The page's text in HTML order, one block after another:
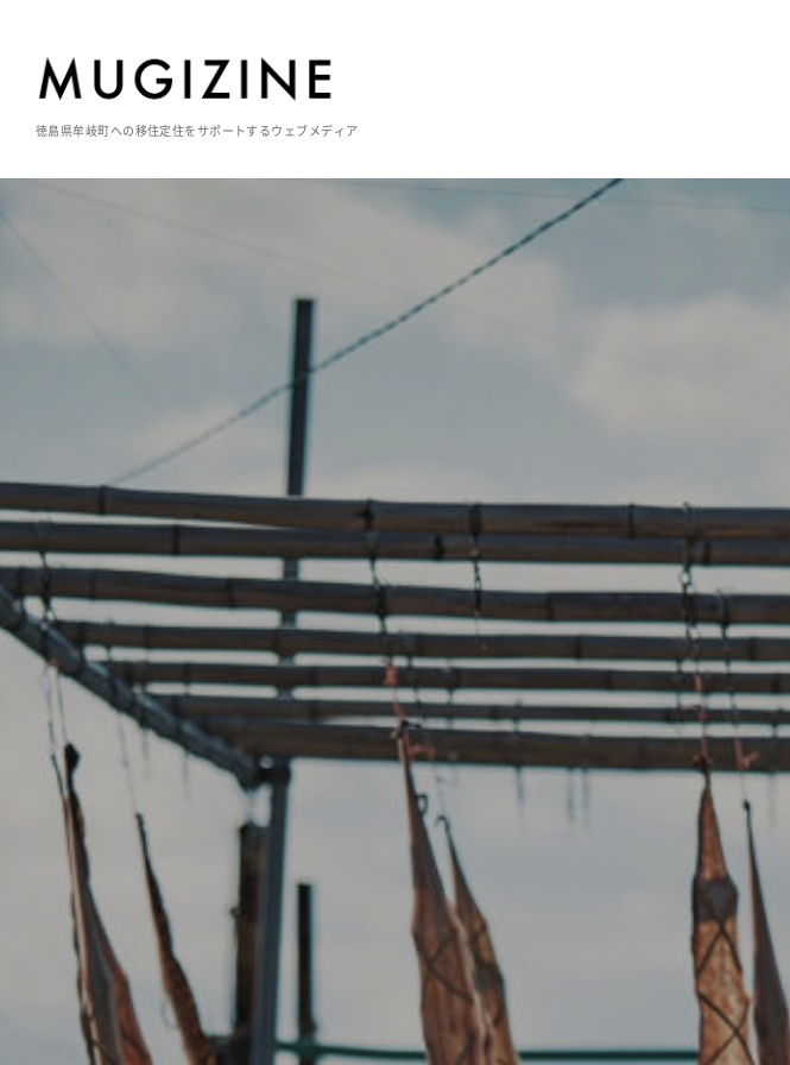
徳島県牟岐町への移住定住をサポートするウェブメディア